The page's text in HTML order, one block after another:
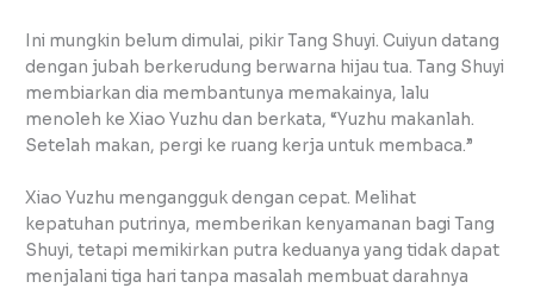
Ini mungkin belum dimulai, pikir Tang Shuyi. Cuiyun datang
dengan jubah berkerudung berwarna hijau tua. Tang Shuyi
membiarkan dia membantunya memakainya, lalu
menoleh ke Xiao Yuzhu dan berkata, “Yuzhu makanlah.
Setelah makan, pergi ke ruang kerja untuk membaca.”
Xiao Yuzhu mengangguk dengan cepat. Melihat
kepatuhan putrinya, memberikan kenyamanan bagi Tang
Shuyi, tetapi memikirkan putra keduanya yang tidak dapat
menjalani tiga hari tanpa masalah membuat darahnya